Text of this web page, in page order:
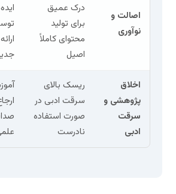
اصالت و
نوآوری
درک عمیق
برای تولید
محتوای کاملاً
ایده‌های
توسعه
ارائه
اخلاق
پژوهشی و
سرقت
ریسک بالای
سرقت ادبی در
صورت استفاده
نادرست
آموزش
صداقت